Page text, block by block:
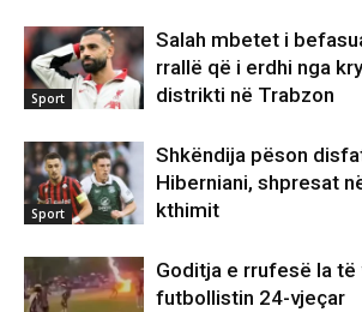
Sport
Salah mbetet i
rrallë që i erdhi nga
distrikti në Trabzon
Sport
Shkëndija pëson
Hiberniani, shpresat
kthimit
Goditja e rrufesë la të
futbollistin 24-vjeçar